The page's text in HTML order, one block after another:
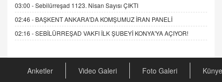
03:00 -Sebilürreşad 1123. Nisan Sayısı ÇIKTI
02:46 - BAŞKENT ANKARA'DA KOMŞUMUZ İRAN PANELİ
02:16 -SEBİLÜRREŞAD VAKFI İLK ŞUBEYİ KONYA'YA AÇIYOR!
Anketler Video Galeri Foto Galeri Künye